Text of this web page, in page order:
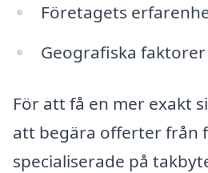
Företagets
Geografiska
För att få en mer exakt
att begära offerter från
specialiserade på